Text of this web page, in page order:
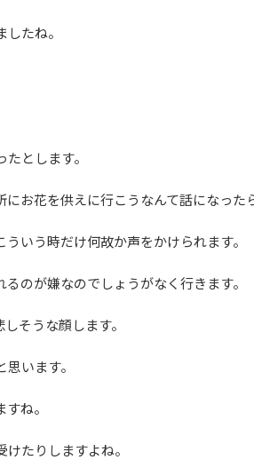
たね。
とします。
お花を供えに行こうなんて話になった
いう時だけ何故か声をかけられます。
のが嫌なのでしょうがなく行きます。
そうな顔します。
います。
ね。
たりしますよね。